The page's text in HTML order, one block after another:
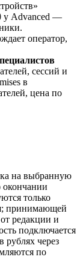
у Advanced —
оператор,
сессий и
в
цена по
на выбранную
окончании
только
принимающей
редакции и
подключается
рублях через
по